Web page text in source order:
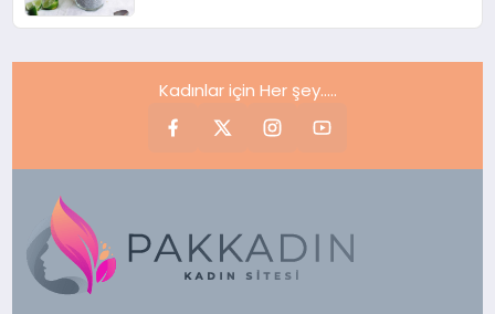
Kadınlar için Her şey.....